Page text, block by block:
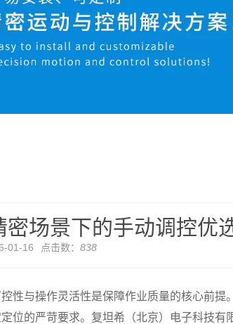
场景下的手动调控优
01-16 点击数： 838
与操作灵活性是保障作业质量的核心前提
位的严苛要求。复坦希（北京）电子科技有